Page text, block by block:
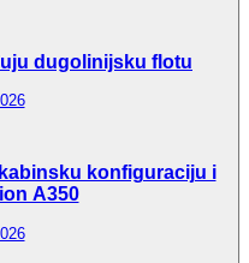
dugolinijsku flotu
konfiguraciju i
A350